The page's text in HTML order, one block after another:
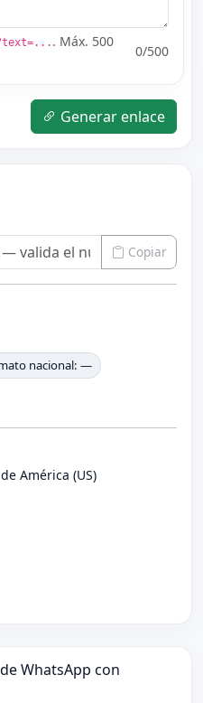
. Máx. 500
0/500
Generar enlace
Copiar
nacional: —
América (US)
WhatsApp con